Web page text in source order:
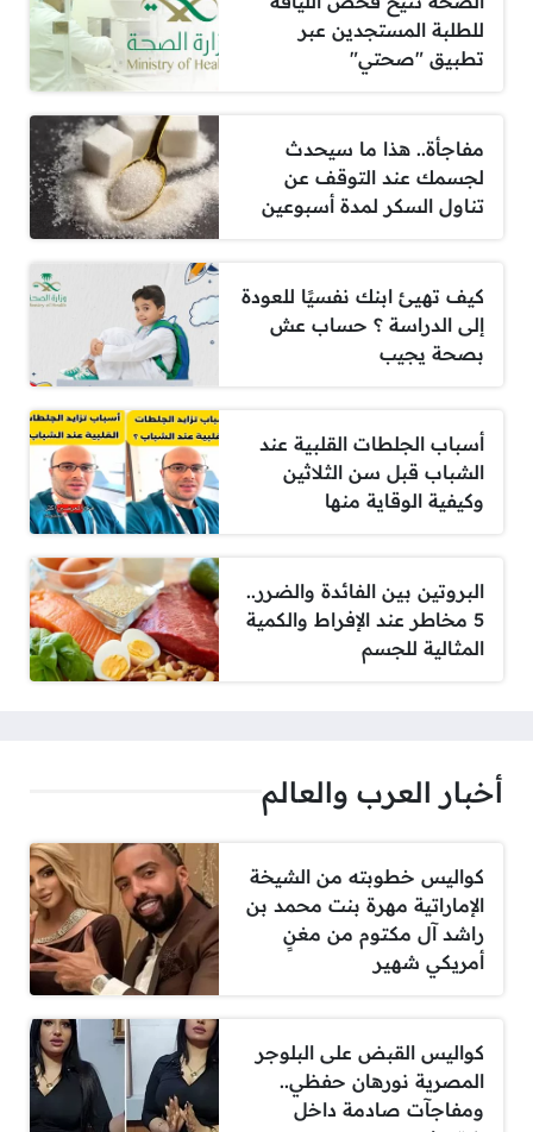
للطلبة المستجدين عبر
تطبيق "صحتي"
مفاجأة.. هذا ما سيحدث
لجسمك عند التوقف عن
تناول السكر لمدة أسبوعين
كيف تهيئ ابنك نفسيًا للعودة
إلى الدراسة ؟ حساب عش
بصحة يجيب
أسباب الجلطات القلبية عند
الشباب قبل سن الثلاثين
وكيفية الوقاية منها
البروتين بين الفائدة والضرر..
5 مخاطر عند الإفراط والكمية
المثالية للجسم
أخبار العرب والعالم
كواليس خطوبته من الشيخة
الإماراتية مهرة بنت محمد بن
راشد آل مكتوم من مغنٍ
أمريكي شهير
كواليس القبض على البلوجر
المصرية نورهان حفظي..
ومفاجآت صادمة داخل